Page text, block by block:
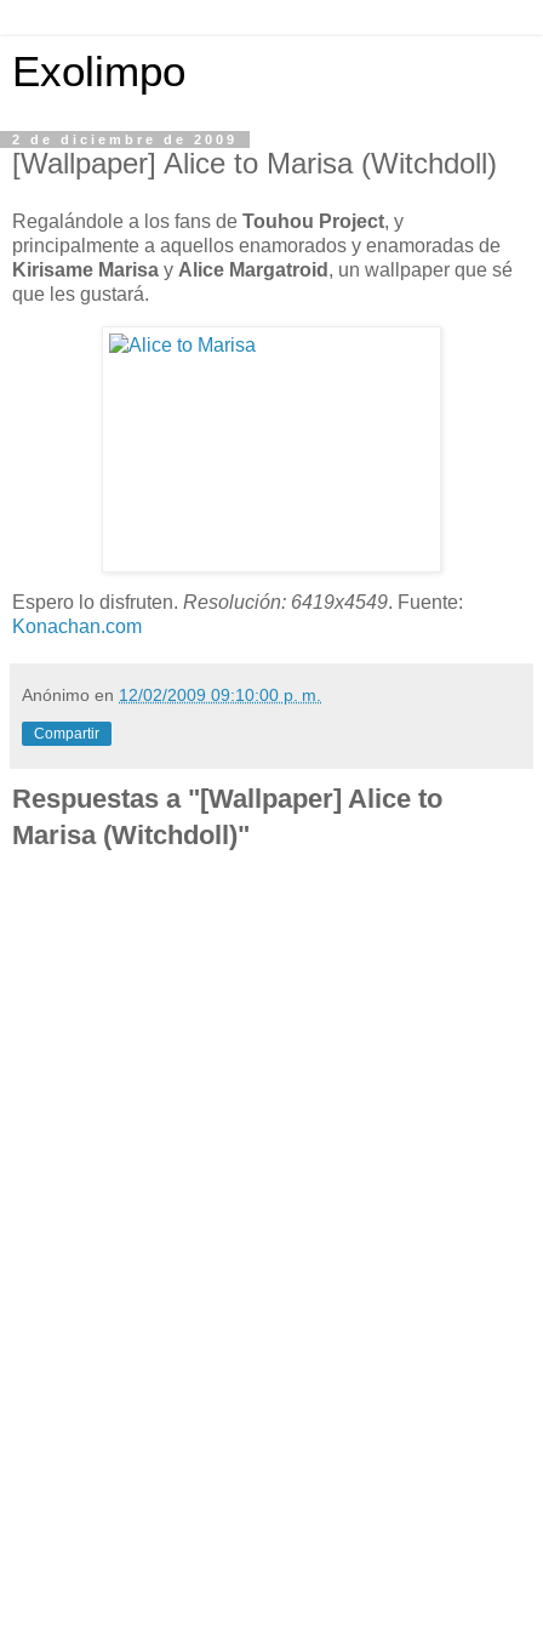
Exolimpo
2 de diciembre de 2009
[Wallpaper] Alice to Marisa (Witchdoll)
Regalándole a los fans de Touhou Project, y
principalmente a aquellos enamorados y enamoradas de
Kirisame Marisa y Alice Margatroid , un wallpaper que sé
que les gustará.
Espero lo disfruten. Resolución: 6419x4549. Fuente:
Konachan.com
Anónimo en 12/02/2009 09:10:00 p. m.
Compartir
Respuestas a "[Wallpaper] Alice to
Marisa (Witchdoll)"